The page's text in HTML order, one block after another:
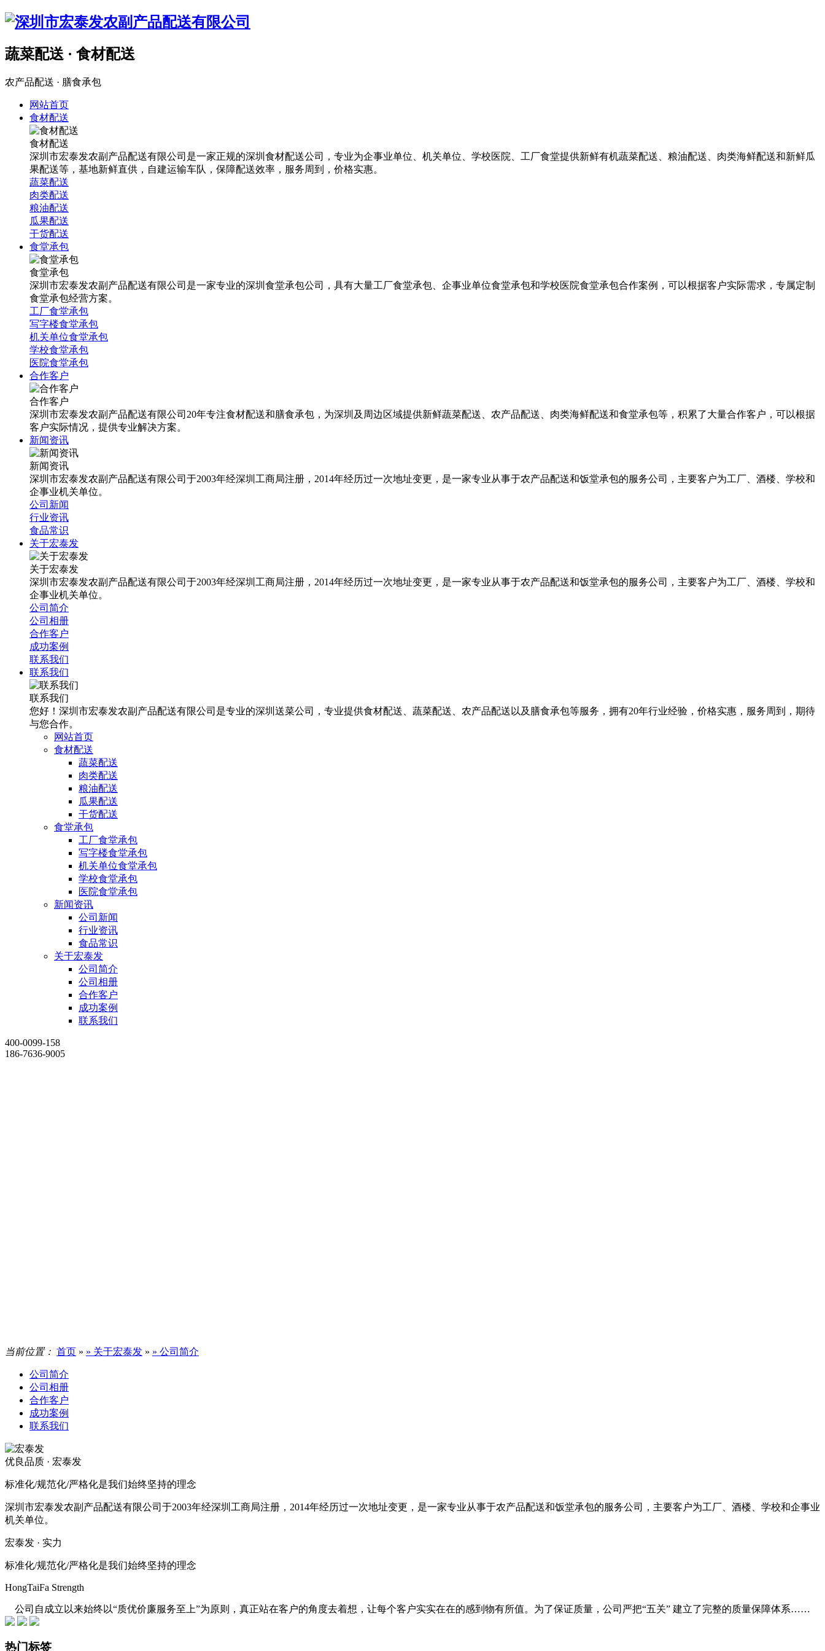
蔬菜配送 · 食材配送
农产品配送 · 膳食承包
网站首页
食材配送
食材配送
深圳市宏泰发农副产品配送有限公司是一家正规的深圳食材配送公司，专业为企事业单位、机关单位、学校医院、工厂食堂提供新鲜有机蔬菜配送、粮油配送、肉类海鲜配送和新鲜瓜
果配送等，基地新鲜直供，自建运输车队，保障配送效率，服务周到，价格实惠。
蔬菜配送
肉类配送
粮油配送
瓜果配送
干货配送
食堂承包
食堂承包
深圳市宏泰发农副产品配送有限公司是一家专业的深圳食堂承包公司，具有大量工厂食堂承包、企事业单位食堂承包和学校医院食堂承包合作案例，可以根据客户实际需求，专属定制
食堂承包经营方案。
工厂食堂承包
写字楼食堂承包
机关单位食堂承包
学校食堂承包
医院食堂承包
合作客户
合作客户
深圳市宏泰发农副产品配送有限公司20年专注食材配送和膳食承包，为深圳及周边区域提供新鲜蔬菜配送、农产品配送、肉类海鲜配送和食堂承包等，积累了大量合作客户，可以根据
客户实际情况，提供专业解决方案。
新闻资讯
新闻资讯
深圳市宏泰发农副产品配送有限公司于2003年经深圳工商局注册，2014年经历过一次地址变更，是一家专业从事于农产品配送和饭堂承包的服务公司，主要客户为工厂、酒楼、学校和
企事业机关单位。
公司新闻
行业资讯
食品常识
关于宏泰发
关于宏泰发
深圳市宏泰发农副产品配送有限公司于2003年经深圳工商局注册，2014年经历过一次地址变更，是一家专业从事于农产品配送和饭堂承包的服务公司，主要客户为工厂、酒楼、学校和
企事业机关单位。
公司简介
公司相册
合作客户
成功案例
联系我们
联系我们
联系我们
您好！深圳市宏泰发农副产品配送有限公司是专业的深圳送菜公司，专业提供食材配送、蔬菜配送、农产品配送以及膳食承包等服务，拥有20年行业经验，价格实惠，服务周到，期待
与您合作。
网站首页
食材配送
蔬菜配送
肉类配送
粮油配送
瓜果配送
干货配送
食堂承包
工厂食堂承包
写字楼食堂承包
机关单位食堂承包
学校食堂承包
医院食堂承包
新闻资讯
公司新闻
行业资讯
食品常识
关于宏泰发
公司简介
公司相册
合作客户
成功案例
联系我们
400-0099-158
186-7636-9005
当前位置： 首页 » » 关于宏泰发 » » 公司简介
公司简介
公司相册
合作客户
成功案例
联系我们
优良品质 · 宏泰发
标准化/规范化/严格化是我们始终坚持的理念
深圳市宏泰发农副产品配送有限公司于2003年经深圳工商局注册，2014年经历过一次地址变更，是一家专业从事于农产品配送和饭堂承包的服务公司，主要客户为工厂、酒楼、学校和企事业
机关单位。
宏泰发 · 实力
标准化/规范化/严格化是我们始终坚持的理念
HongTaiFa Strength
公司自成立以来始终以“质优价廉服务至上”为原则，真正站在客户的角度去着想，让每个客户实实在在的感到物有所值。为了保证质量，公司严把“五关” 建立了完整的质量保障体系……
热门标签